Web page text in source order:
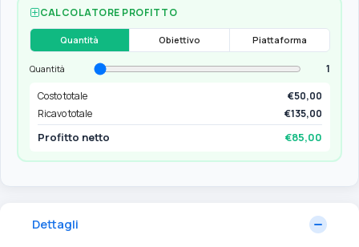
CALCOLATORE PROFITTO
Quantità Obiettivo Piattaforma
Quantità
1
Costo totale
€50,00
Ricavo totale
€135,00
Profitto netto €85,00
Dettagli